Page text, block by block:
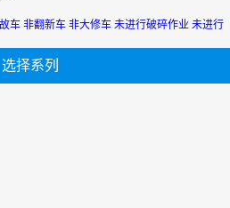
车 非翻新车 非大修车 未进行破碎作业 未进行
选择系列